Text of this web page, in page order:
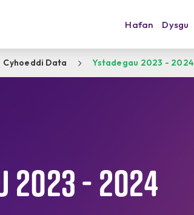
Hafan Dysgu
Cyhoeddi Data Ystadegau 2023 - 2024
- 2024